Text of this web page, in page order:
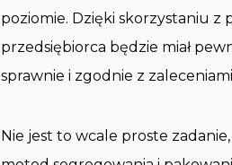
poziomie. Dzięki skorzystaniu
przedsiębiorca będzie miał
sprawnie i zgodnie z
Nie jest to wcale proste